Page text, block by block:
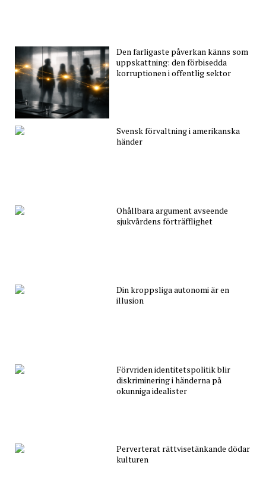
Den farligaste påverkan känns som
uppskattning: den förbisedda
korruptionen i offentlig sektor
Svensk förvaltning i amerikanska
händer
Ohållbara argument avseende
sjukvårdens förträfflighet
Din kroppsliga autonomi är en
illusion
Förvriden identitetspolitik blir
diskriminering i händerna på
okunniga idealister
Perverterat rättvisetänkande dödar
kulturen